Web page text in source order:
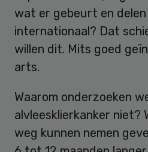
wat er gebeurt en
internationaal? Dat
willen dit. Mits goed
arts.
Waarom onderzoeken
alvleesklierkanker niet?
weg kunnen nemen